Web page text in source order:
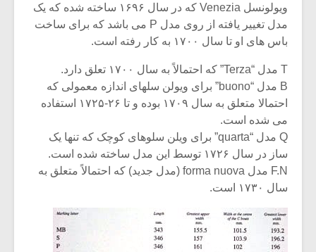
ویولونسل Venezia که در سال ۱۶۹۶ ساخته شده که یک
مدل تغییر یافته از روی مدل P می باشد که برای ساخت
باس های او تا سال ۱۷۰۰ به کار رفته است.
T مدل “Terza” که احتمالاً به سال ۱۷۰۰ تعلق دارد.
B مدل “buono” برای ویولن سلهای اندازه معمولی که
احتمالا متعلق به سال ۱۷۰۹ بوده و تا ۲۶-۱۷۲۵ استفاده
می شده است.
Q مدل “quarta” برای ویلن سلوهای کوچک که تنها یک
ساز در سال ۱۷۲۶ توسط این مدل ساخته شده است.
F.N مدل forma nuova (مدل جدید) که احتمالاً متعلق به
سال ۱۷۳۰ است.